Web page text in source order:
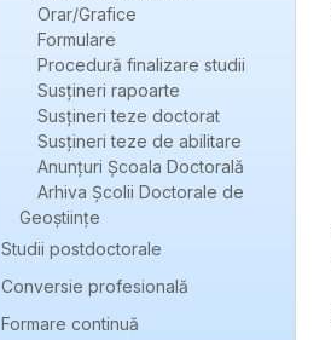
Orar/Grafice
Formulare
Procedură finalizare studii
Susțineri rapoarte
Susțineri teze doctorat
Susțineri teze de abilitare
Anunțuri Școala Doctorală
Arhiva Școlii Doctorale de
Geoștiințe
Studii postdoctorale
Conversie profesională
Formare continuă